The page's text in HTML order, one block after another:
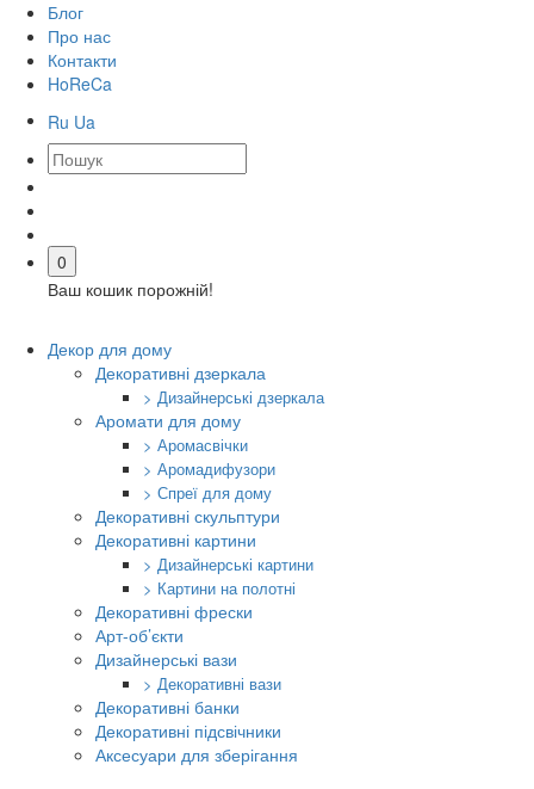
Блог
Про нас
Контакти
HoReCa
Ru Ua
0
Ваш кошик порожній!
Декор для дому
Декоративні дзеркала
> Дизайнерські дзеркала
Аромати для дому
> Аромасвічки
> Аромадифузори
> Спреї для дому
Декоративні скульптури
Декоративні картини
> Дизайнерські картини
> Картини на полотні
Декоративні фрески
Арт-об’єкти
Дизайнерські вази
> Декоративні вази
Декоративні банки
Декоративні підсвічники
Аксесуари для зберігання